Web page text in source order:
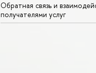
Обратная связь и
получателями услуг